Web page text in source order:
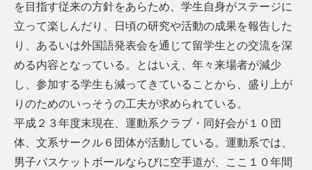
を目指す従来の方針をあらため、学生自身がステージに
立って楽しんだり、日頃の研究や活動の成果を報告した
り、あるいは外国語発表会を通じて留学生との交流を深
める内容となっている。とはいえ、年々来場者が減少
し、参加する学生も減ってきていることから、盛り上が
りのためのいっそうの工夫が求められている。
平成２３年度末現在、運動系クラブ・同好会が１０団
体、文系サークル６団体が活動している。運動系では、
男子バスケットボールならびに空手道が、ここ１０年間